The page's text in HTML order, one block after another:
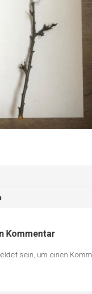
Kommentar
sein, um einen